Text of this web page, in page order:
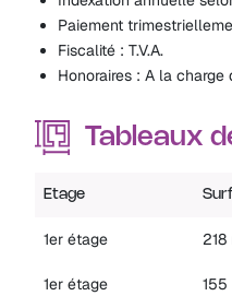
Paiement
Fiscalité : T.V.A.
Honoraires : A la charge
Tableaux
Etage
1er étage 218
1er étage 155